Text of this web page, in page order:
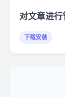
对文章进
下载安装